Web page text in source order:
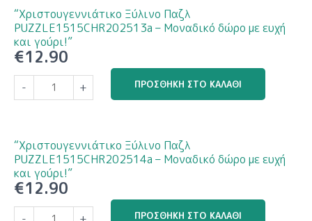
–
Μοναδικό
δώρο
με
ευχή
και
γούρι!”
“Χριστουγεννιάτικο Ξύλινο Παζλ
PUZZLE1515CHR202513a – Μοναδικό δώρο με ευχή
και γούρι!”
€12.90
-
“Χριστουγεννιάτικο
Ξύλινο
–
Μοναδικό
δώρο
με
ευχή
+ ΠΡΟΣΘΉΚΗ ΣΤΟ ΚΑΛΆΘΙ
“Χριστουγεννιάτικο Ξύλινο Παζλ
PUZZLE1515CHR202514a – Μοναδικό δώρο με ευχή
και γούρι!”
€12.90
“Χριστουγεννιάτικο
ΠΡΟΣΘΉΚΗ ΣΤΟ ΚΑΛΆΘΙ